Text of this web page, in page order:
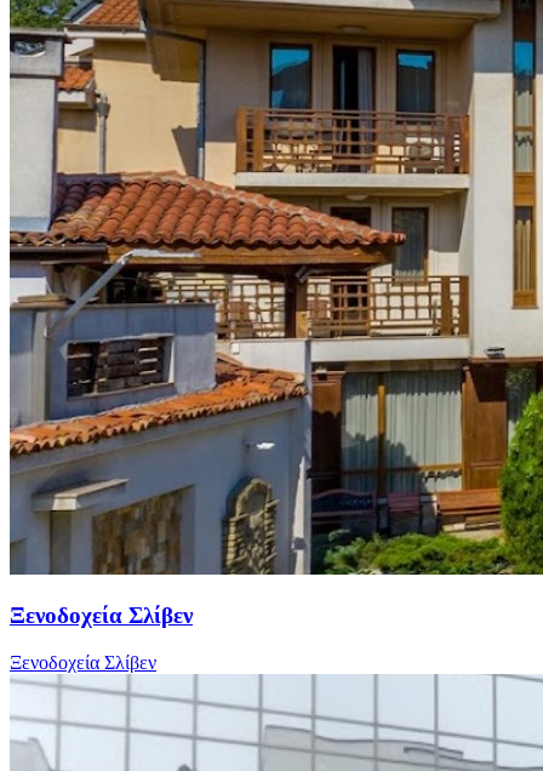
Ξενοδοχεία Σλίβεν
Ξενοδοχεία Σλίβεν